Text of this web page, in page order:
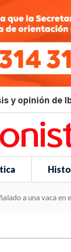
y opinión de
a una vaca en